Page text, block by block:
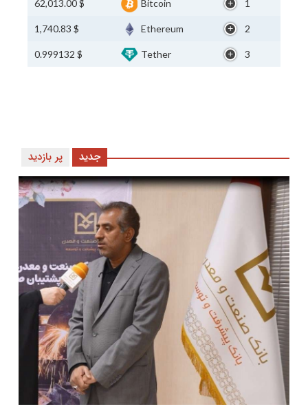
1
Bitcoin
$ 62,013.00
2
Ethereum
$ 1,740.83
3
Tether
$ 0.999132
پر بازدید جدید